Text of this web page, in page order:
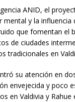
ANID, el
mental y la influencia
que fomentan el
de ciudades
tradicionales en
su atención en
envejecida y poco
en Valdivia y Rahue